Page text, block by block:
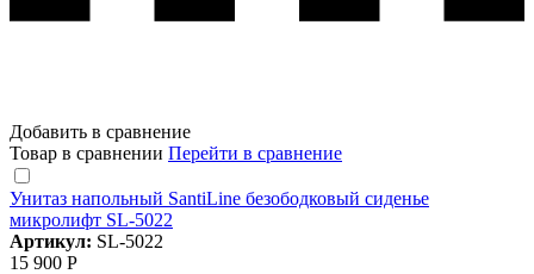
Добавить в сравнение
Товар в сравнении Перейти в сравнение
Унитаз напольный SantiLine безободковый сиденье
микролифт SL-5022
Артикул: SL-5022
15 900 Р